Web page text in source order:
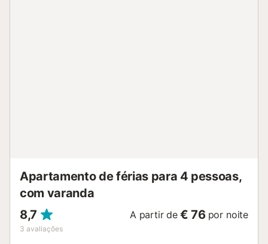
Apartamento de férias para 4 pessoas,
com varanda
8,7
3 avaliações
A partir de € 76 por noite